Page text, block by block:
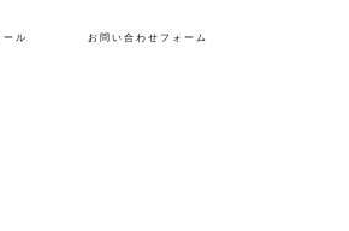
ル お問い合わせフォーム